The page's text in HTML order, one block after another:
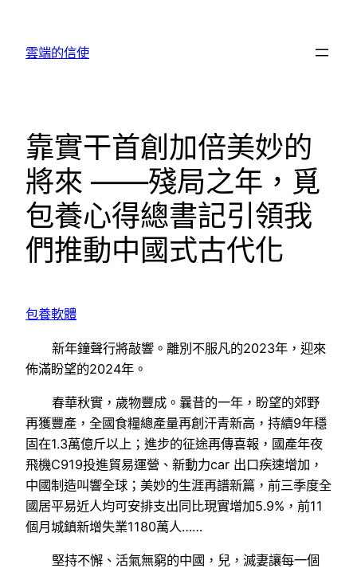
雲端的信使
靠實干首創加倍美妙的
將來 ——殘局之年，覓
包養心得總書記引領我
們推動中國式古代化
包養軟體
新年鐘聲行將敲響。離別不服凡的2023年，迎來
佈滿盼望的2024年。
春華秋實，歲物豐成。曩昔的一年，盼望的郊野
再獲豐產，全國食糧總產量再創汗青新高，持續9年穩
固在1.3萬億斤以上；進步的征途再傳喜報，國產年夜
飛機C919投進貿易運營、新動力car 出口疾速增加，
中國制造叫響全球；美妙的生涯再譜新篇，前三季度全
國居平易近人均可安排支出同比現實增加5.9%，前11
個月城鎮新增失業1180萬人……
堅持不懈、活氣無窮的中國，兒，滅妻讓每一個